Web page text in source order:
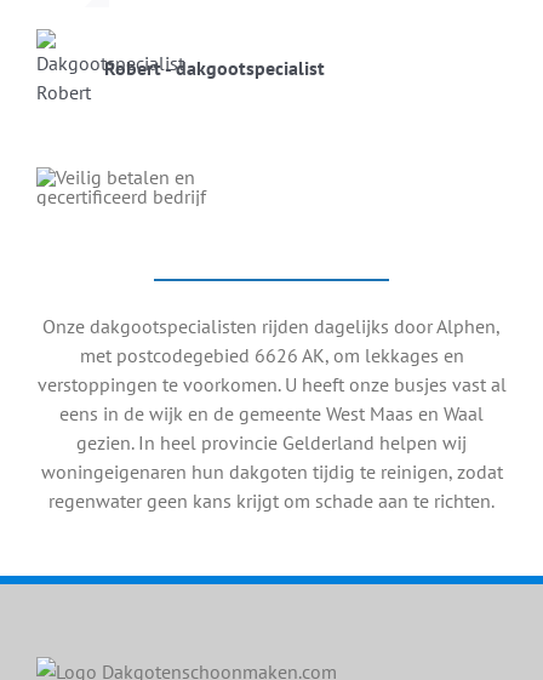
Robert - dakgootspecialist
Onze dakgootspecialisten rijden dagelijks door Alphen,
met postcodegebied 6626 AK, om lekkages en
verstoppingen te voorkomen. U heeft onze busjes vast al
eens in de wijk en de gemeente West Maas en Waal
gezien. In heel provincie Gelderland helpen wij
woningeigenaren hun dakgoten tijdig te reinigen, zodat
regenwater geen kans krijgt om schade aan te richten.